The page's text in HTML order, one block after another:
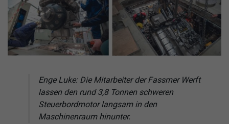
Enge Luke: Die Mitarbeiter der Fassmer Werft
lassen den rund 3,8 Tonnen schweren
Steuerbordmotor langsam in den
Maschinenraum hinunter.